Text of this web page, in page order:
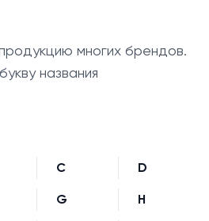
многих брендов.
названия
C D
G H